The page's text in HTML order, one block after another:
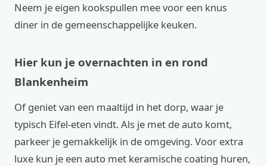
Neem je eigen kookspullen mee voor een knus
diner in de gemeenschappelijke keuken.
Hier kun je overnachten in en rond
Blankenheim
Of geniet van een maaltijd in het dorp, waar je
typisch Eifel-eten vindt. Als je met de auto komt,
parkeer je gemakkelijk in de omgeving. Voor extra
luxe kun je een auto met keramische coating huren,